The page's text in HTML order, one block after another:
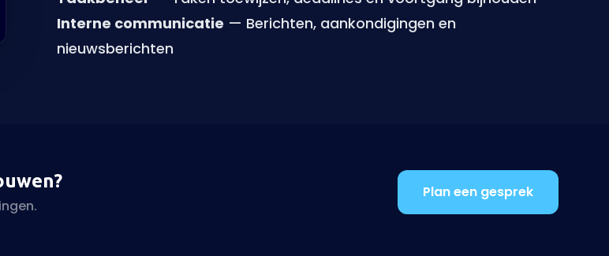
Interne communicatie — Berichten, aankondigingen en
nieuwsberichten
Plan een gesprek